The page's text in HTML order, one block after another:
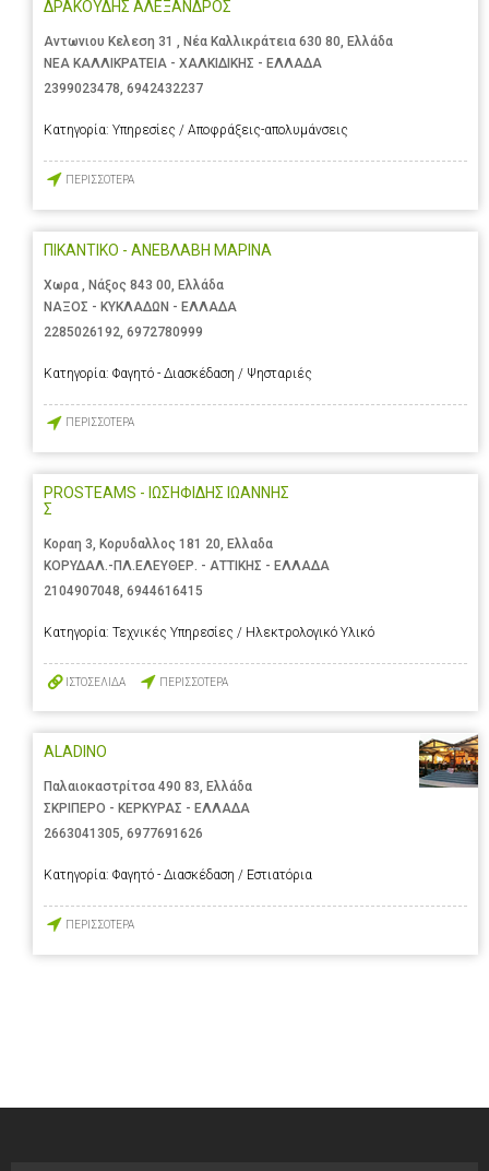
ΔΡΑΚΟΥΔΗΣ ΑΛΕΞΑΝΔΡΟΣ
Αντωνιου Κελεση 31 , Νέα Καλλικράτεια 630 80, Ελλάδα
ΝΕΑ ΚΑΛΛΙΚΡΑΤΕΙΑ - ΧΑΛΚΙΔΙΚΗΣ - ΕΛΛΑΔΑ
2399023478, 6942432237
Κατηγορία: Υπηρεσίες / Αποφράξεις-απολυμάνσεις
ΠΕΡΙΣΣΟΤΕΡΑ
ΠΙΚΑΝΤΙΚΟ - ΑΝΕΒΛΑΒΗ ΜΑΡΙΝΑ
Χωρα , Νάξος 843 00, Ελλάδα
ΝΑΞΟΣ - ΚΥΚΛΑΔΩΝ - ΕΛΛΑΔΑ
2285026192 6972780999
Κατηγορία: Φαγητό - Διασκέδαση / Ψησταριές
ΠΕΡΙΣΣΟΤΕΡΑ
PROSTEAMS - ΙΩΣΗΦΙΔΗΣ ΙΩΑΝΝΗΣ
Σ
Κοραη 3, Κορυδαλλος 181 20, Ελλαδα
ΚΟΡΥΔΑΛ.-ΠΛ.ΕΛΕΥΘΕΡ. - ΑΤΤΙΚΗΣ - ΕΛΛΑΔΑ
2104907048, 6944616415
Κατηγορία: Τεχνικές Υπηρεσίες / Ηλεκτρολογικό Υλικό
ΙΣΤΟΣΕΛΙΔΑ ΠΕΡΙΣΣΟΤΕΡΑ
ALADINO
Παλαιοκαστρίτσα 490 83, Ελλάδα
ΣΚΡΙΠΕΡΟ - ΚΕΡΚΥΡΑΣ - ΕΛΛΑΔΑ
2663041305, 6977691626
Κατηγορία: Φαγητό - Διασκέδαση / Εστιατόρια
ΠΕΡΙΣΣΟΤΕΡΑ